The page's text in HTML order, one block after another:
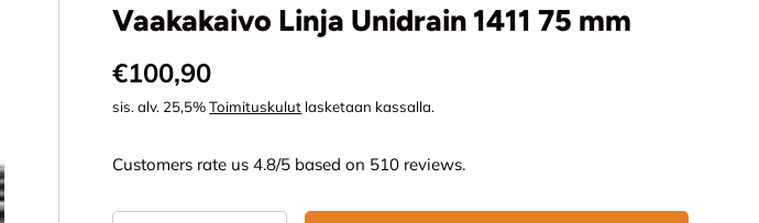
Vaakakaivo Linja Unidrain 1411 75 mm
Normaali hinta
€100,90
sis. alv. 25,5%Toimituskulut lasketaan kassalla.
Customers rate us 4.8/5 based on 510 reviews.